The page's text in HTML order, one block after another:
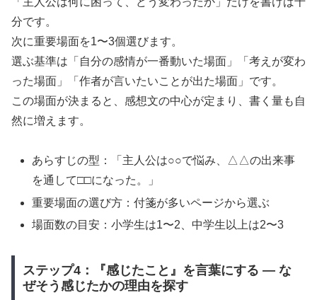
分です。
次に重要場面を1〜3個選びます。
選ぶ基準は「自分の感情が一番動いた場面」「考えが変わ
った場面」「作者が言いたいことが出た場面」です。
この場面が決まると、感想文の中心が定まり、書く量も自
然に増えます。
あらすじの型：「主人公は○○で悩み、△△の出来事
を通して□□になった。」
重要場面の選び方：付箋が多いページから選ぶ
場面数の目安：小学生は1〜2、中学生以上は2〜3
ステップ4：『感じたこと』を言葉にする — な
ぜそう感じたかの理由を探す